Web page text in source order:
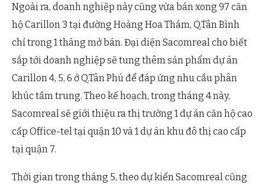
Ngoài ra, doanh nghiệp này cũng vừa bán xong 97 căn
hộ Carillon 3 tại đường Hoàng Hoa Thám, Q.Tân Bình
chỉ trong 1 tháng mở bán. Đại diện Sacomreal cho biết
sắp tới doanh nghiệp sẽ tung thêm sản phẩm dự án
Carillon 4, 5, 6 ở Q.Tân Phú để đáp ứng nhu cầu phân
khúc tầm trung. Theo kế hoạch, trong tháng 4 này,
Sacomreal sẽ giới thiệu ra thị trường 1 dự án căn hộ cao
cấp Office-tel tại quận 10 và 1 dự án khu đô thị cao cấp
tại quận 7.
Thời gian trong tháng 5, theo dự kiến Sacomreal cũng